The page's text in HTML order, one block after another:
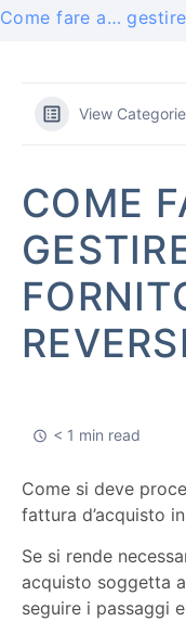
Come fare a…
View
COME
< 1 min read
Come si deve
fattura d’acquisto
Se si rende
acquisto soggetta
seguire i passaggi